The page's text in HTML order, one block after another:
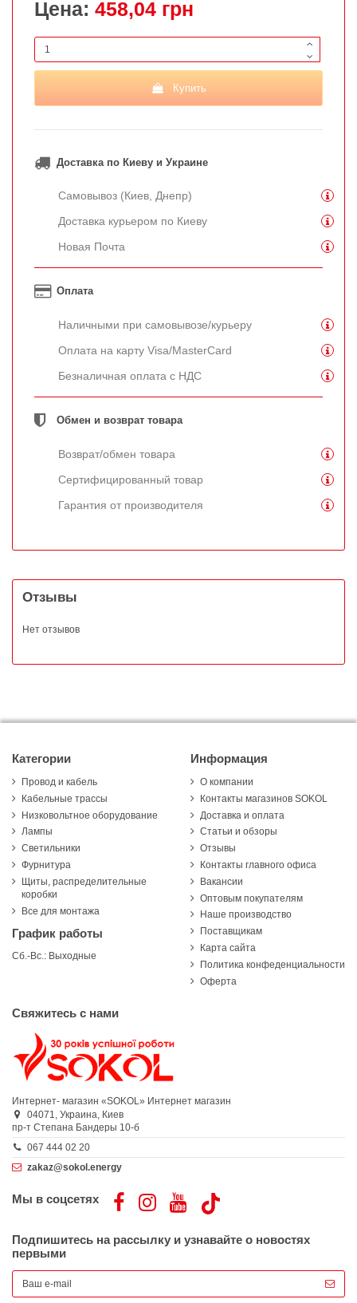
Цена: 458,04 грн
Купить
Доставка по Киеву и Украине
Самовывоз (Киев, Днепр)
Доставка курьером по Киеву
Новая Почта
Оплата
Наличными при самовывозе/курьеру
Оплата на карту Visa/MasterCard
Безналичная оплата с НДС
Обмен и возврат товара
Возврат/обмен товара
Сертифицированный товар
Гарантия от производителя
Отзывы
Нет отзывов
Категории
Провод и кабель
Кабельные трассы
Низковольтное оборудование
Лампы
Светильники
Фурнитура
Щиты, распределительные
коробки
Все для монтажа
График работы
Сб.-Вс.: Выходные
Информация
О компании
Контакты магазинов SOKOL
Доставка и оплата
Статьи и обзоры
Отзывы
Контакты главного офиса
Вакансии
Оптовым покупателям
Наше производство
Поставщикам
Карта сайта
Политика конфеденциальности
Оферта
Свяжитесь с нами
Интернет- магазин «SOKOL» Интернет магазин
04071, Украина, Киев
пр-т Степана Бандеры 10-б
067 444 02 20
zakaz@sokol.energy
Мы в соцсетях
Подпишитесь на рассылку и узнавайте о новостях
первыми